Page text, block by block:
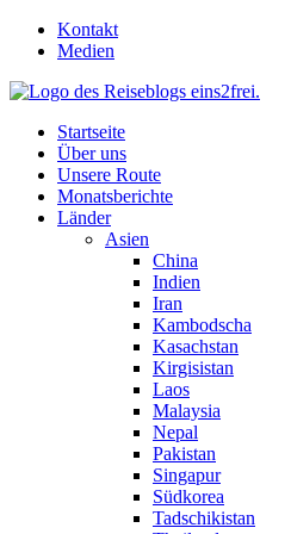
Skip
Kontakt
Medien
Startseite
Über uns
Unsere Route
Monatsberichte
Länder
Asien
China
Indien
Iran
Kambodscha
Kasachstan
Kirgisistan
Laos
Malaysia
Nepal
Pakistan
Singapur
Südkorea
Tadschikistan